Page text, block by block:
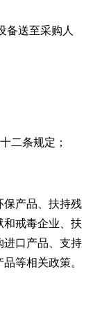
备送至采购人
二条规定；
保产品、扶持残
戒毒企业、扶
进口产品、支持
等相关政策。